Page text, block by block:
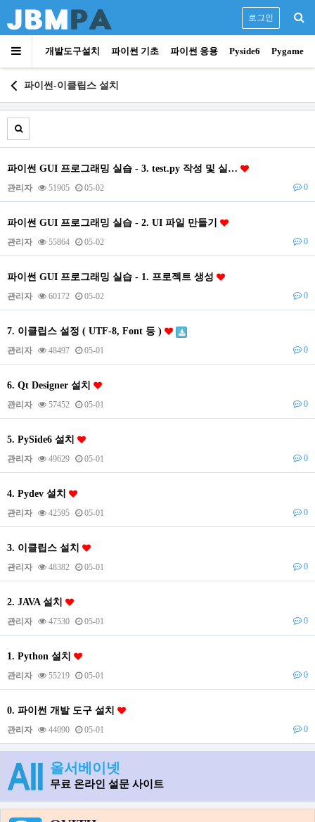
개발도구설치 파이썬 기초 파이썬 응용 Pyside6 Pygame
로그인
파이썬-이클립스 설치
파이썬 GUI 프로그래밍 실습 - 3. test.py 작성 및 실…
관리자 51905 05-02 0
파이썬 GUI 프로그래밍 실습 - 2. UI 파일 만들기
관리자 55864 05-02 0
파이썬 GUI 프로그래밍 실습 - 1. 프로젝트 생성
관리자 60172 05-02 0
7. 이클립스 설정 ( UTF-8, Font 등 )
관리자 48497 05-01 0
6. Qt Designer 설치
관리자 57452 05-01 0
5. PySide6 설치
관리자 49629 05-01 0
4. Pydev 설치
관리자 42595 05-01 0
3. 이클립스 설치
관리자 48382 05-01 0
2. JAVA 설치
관리자 47530 05-01 0
1. Python 설치
관리자 55219 05-01 0
0. 파이썬 개발 도구 설치
관리자 44090 05-01 0
올서베이넷
무료 온라인 설문 사이트